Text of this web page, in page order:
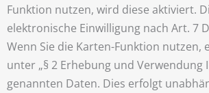
Funktion nutzen, wird diese aktiviert.
elektronische Einwilligung nach Art. 7
Wenn Sie die Karten-Funktion nutzen,
unter „§ 2 Erhebung und Verwendung
genannten Daten. Dies erfolgt